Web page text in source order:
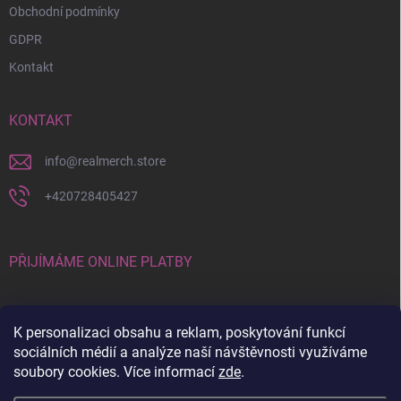
K personalizaci obsahu a reklam, poskytování funkcí
sociálních médií a analýze naší návštěvnosti využíváme
soubory cookies. Více informací zde.
Obchodní podmínky
GDPR
Kontakt
KONTAKT
info@realmerch.store
+420728405427
PŘIJÍMÁME ONLINE PLATBY
Stav objednávky a vrácení zboží